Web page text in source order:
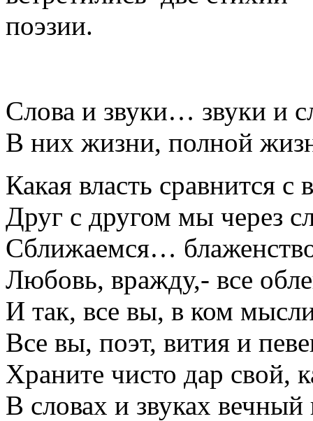
поэзии.
Слова и звуки… звуки и
В них жизни, полной
Какая власть сравнится с
Друг с другом мы через
Сближаемся…
Любовь, вражду,- все
И так, все вы, в ком
Все вы, поэт, вития и
Храните чисто дар свой,
В словах и звуках